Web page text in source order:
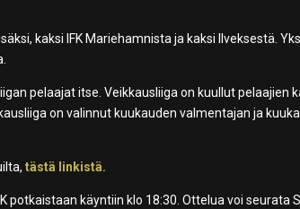
kaksi IFK Mariehamnista ja kaksi Ilveksestä.
pelaajat itse. Veikkausliiga on kuullut pelaajien
on valinnut kuukauden valmentajan ja
tästä linkistä.
potkaistaan käyntiin klo 18:30. Ottelua voi seurata